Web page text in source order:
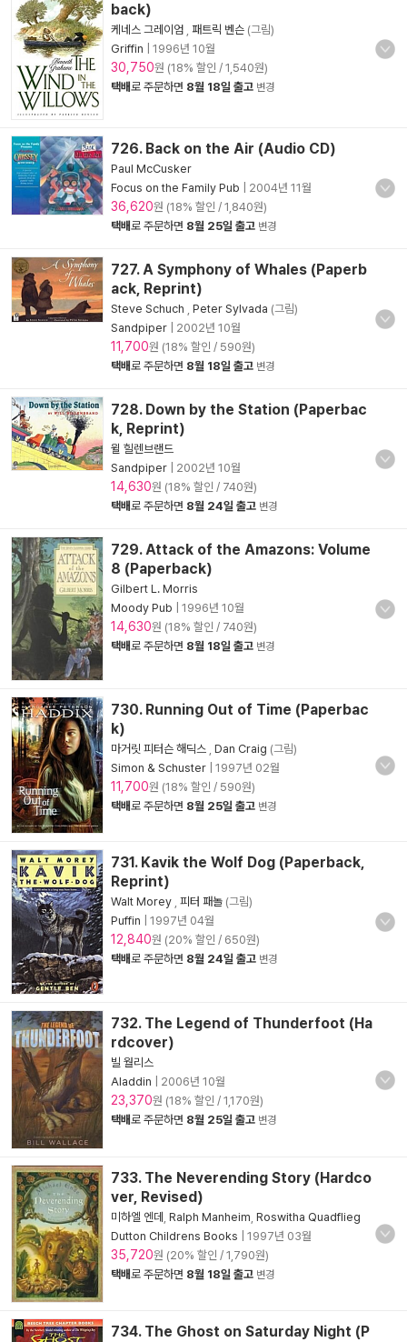
back)
케네스 그레이엄 패트릭 벤슨 (그림)
Griffin
1996년 10월
30,750원 (18% 할인 / 1,540원)
택배로 주문하면 8월 18일 출고 변경
726. Back on the Air (Audio CD)
Paul McCusker
Focus on the Family Pub
2004년 11월
36,620원 (18% 할인 / 1,840원)
택배로 주문하면 8월 25일 출고 변경
727. A Symphony of Whales (Paperb
ack, Reprint)
Steve Schuch Peter Sylvada (그림)
Sandpiper
2002년 10월
11,700원 (18% 할인 / 590원)
택배로 주문하면 8월 18일 출고 변경
728. Down by the Station (Paperbac
k, Reprint)
윌 힐렌브랜드
Sandpiper
2002년 10월
14,630원 (18% 할인 / 740원)
택배로 주문하면 8월 24일 출고 변경
729. Attack of the Amazons: Volume
8 (Paperback)
Gilbert L. Morris
Moody Pub
1996년 10월
14,630원 (18% 할인 / 740원)
택배로 주문하면 8월 18일 출고 변경
730. Running Out of Time (Paperbac
k)
마거릿 피터슨 해딕스 Dan Craig (그림)
Simon & Schuster
1997년 02월
11,700원 (18% 할인 / 590원)
택배로 주문하면 8월 25일 출고 변경
731. Kavik the Wolf Dog (Paperback,
Reprint)
Walt Morey 피터 패놀 (그림)
Puffin
1997년 04월
12,840원 (20% 할인 / 650원)
택배로 주문하면 8월 24일 출고 변경
732. The Legend of Thunderfoot (Ha
rdcover)
빌 월리스
Aladdin
2006년 10월
23,370원 (18% 할인 / 1,170원)
택배로 주문하면 8월 25일 출고 변경
733. The Neverending Story (Hardco
ver, Revised)
미하엘 엔데 Ralph Manheim Roswitha Quadflieg
Dutton Childrens Books
1997년 03월
35,720원 (20% 할인 / 1,790원)
택배로 주문하면 8월 18일 출고 변경
734. The Ghost on Saturday Night (P